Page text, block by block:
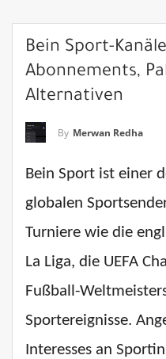
Bein Sport-
Abonnements,
Alternativen
By Merwan Redha
Bein Sport ist einer
globalen
Turniere wie die
La Liga, die UEFA
Fußball-
Sportereignisse.
Interesses an